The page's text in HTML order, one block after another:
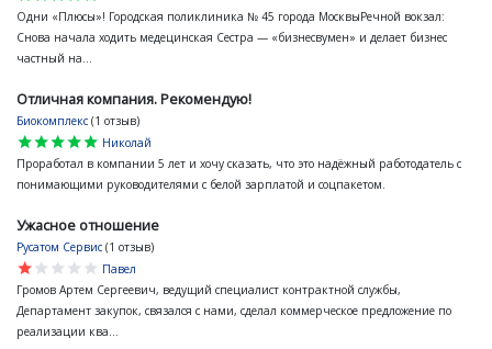
Одни «Плюсы»! Городская поликлиника № 45 города МосквыРечной вокзал:
Снова начала ходить медецинская Сестра — «бизнесвумен» и делает бизнес
частный на...
Отличная компания. Рекомендую!
Биокомплекс (1 отзыв)
star
star
star
star
star
Николай
Проработал в компании 5 лет и хочу сказать, что это надёжный работодатель с
понимающими руководителями с белой зарплатой и соцпакетом.
Ужасное отношение
Русатом Сервис (1 отзыв)
star
star
star
star
star
Павел
Громов Артем Сергеевич, ведущий специалист контрактной службы,
Департамент закупок, связался с нами, сделал коммерческое предложение по
реализации ква...